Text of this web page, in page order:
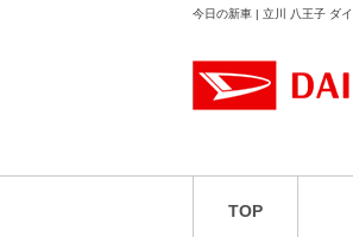
今日の新車 | 立川 八王子 ダ
TOP